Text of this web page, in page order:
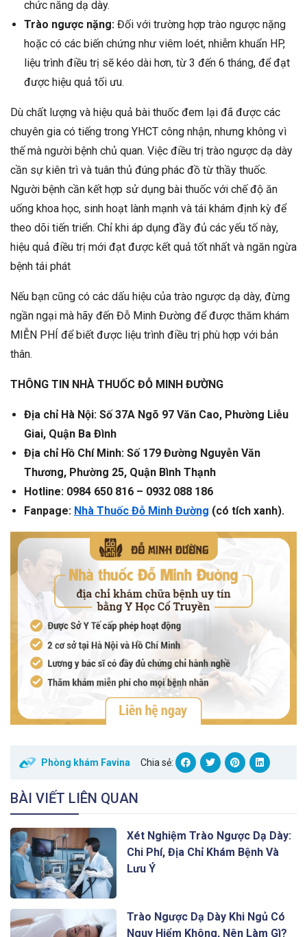
chức năng dạ dày.
Trào ngược nặng: Đối với trường hợp trào ngược nặng
hoặc có các biến chứng như viêm loét, nhiễm khuẩn HP,
liệu trình điều trị sẽ kéo dài hơn, từ 3 đến 6 tháng, để đạt
được hiệu quả tối ưu.
Dù chất lượng và hiệu quả bài thuốc đem lại đã được các
chuyên gia có tiếng trong YHCT công nhận, nhưng không vì
thế mà người bệnh chủ quan. Việc điều trị trào ngược dạ dày
cần sự kiên trì và tuân thủ đúng phác đồ từ thầy thuốc.
Người bệnh cần kết hợp sử dụng bài thuốc với chế độ ăn
uống khoa học, sinh hoạt lành mạnh và tái khám định kỳ để
theo dõi tiến triển. Chỉ khi áp dụng đầy đủ các yếu tố này,
hiệu quả điều trị mới đạt được kết quả tốt nhất và ngăn ngừa
bệnh tái phát
Nếu bạn cũng có các dấu hiệu của trào ngược dạ dày, đừng
ngần ngại mà hãy đến Đỗ Minh Đường để được thăm khám
MIỄN PHÍ để biết được liệu trình điều trị phù hợp với bản
thân.
THÔNG TIN NHÀ THUỐC ĐỖ MINH ĐƯỜNG
Địa chỉ Hà Nội: Số 37A Ngõ 97 Văn Cao, Phường Liễu
Giai, Quận Ba Đình
Địa chỉ Hồ Chí Minh: Số 179 Đường Nguyễn Văn
Thương, Phường 25, Quận Bình Thạnh
Hotline: 0984 650 816 – 0932 088 186
Fanpage: Nhà Thuốc Đỗ Minh Đường (có tích xanh).
Phòng khám Favina Chia sẻ:
BÀI VIẾT LIÊN QUAN
Xét Nghiệm Trào Ngược Dạ Dày:
Chi Phí, Địa Chỉ Khám Bệnh Và
Lưu Ý
Trào Ngược Dạ Dày Khi Ngủ Có
Nguy Hiểm Không, Nên Làm Gì?